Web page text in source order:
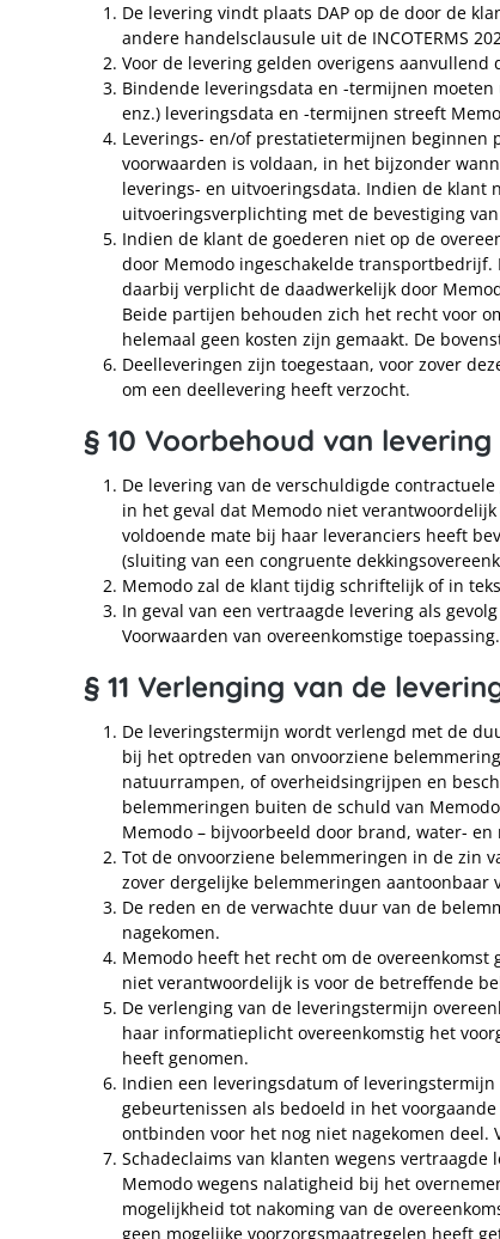
De levering vindt plaats DAP op de door de
andere handelsclausule uit de INCOTERMS
Voor de levering gelden overigens
Bindende leveringsdata en -termijnen
enz.) leveringsdata en -termijnen streeft
Leverings- en/of prestatietermijnen beginnen
voorwaarden is voldaan, in het bijzonder
leverings- en uitvoeringsdata. Indien de klant
uitvoeringsverplichting met de bevestiging
Indien de klant de goederen niet op de
door Memodo ingeschakelde
daarbij verplicht de daadwerkelijk door
Beide partijen behouden zich het recht voor
helemaal geen kosten zijn gemaakt. De
Deelleveringen zijn toegestaan, voor zover
om een deellevering heeft verzocht.
§ 10 Voorbehoud van
De levering van de verschuldigde
in het geval dat Memodo niet
voldoende mate bij haar leveranciers heeft
(sluiting van een congruente
Memodo zal de klant tijdig schriftelijk of in
In geval van een vertraagde levering als
Voorwaarden van overeenkomstige toepassing.
§ 11 Verlenging van de
De leveringstermijn wordt verlengd met de
bij het optreden van onvoorziene
natuurrampen, of overheidsingrijpen en
belemmeringen buiten de schuld van
Memodo – bijvoorbeeld door brand, water-
Tot de onvoorziene belemmeringen in de zin
zover dergelijke belemmeringen aantoonbaar
De reden en de verwachte duur van de
nagekomen.
Memodo heeft het recht om de
niet verantwoordelijk is voor de betreffende
De verlenging van de leveringstermijn
haar informatieplicht overeenkomstig het
heeft genomen.
Indien een leveringsdatum of
gebeurtenissen als bedoeld in het
ontbinden voor het nog niet nagekomen
Schadeclaims van klanten wegens
Memodo wegens nalatigheid bij het
mogelijkheid tot nakoming van de
geen mogelijke voorzorgsmaatregelen heeft